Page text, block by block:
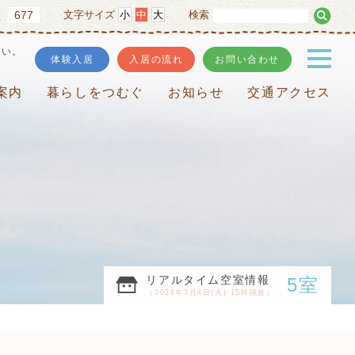
検索
文字サイズ 小 中 大
677
。
体験入居 入居の流れ お問い合わせ
内 暮らしをつむぐ お知らせ 交通アクセス
リアルタイム空室情報
（2026年3月4日(火) 15時現在） 5室